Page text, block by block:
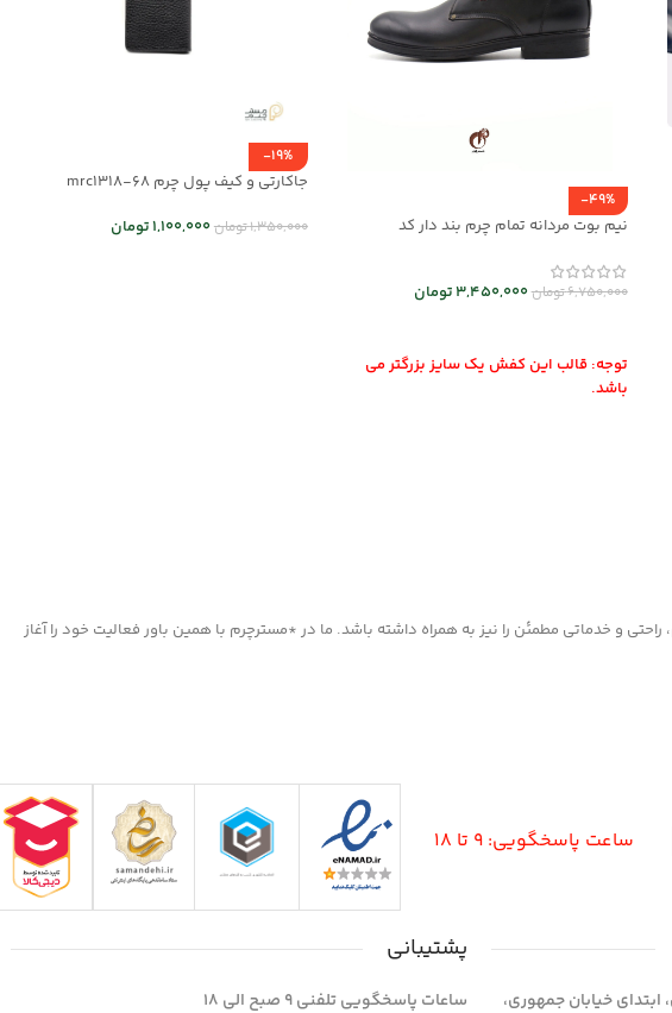
-49%
نیم بوت مردانه تمام چرم بند دار کد
6,750,000تومان3,450,000تومان
توجه: قالب این کفش یک سایز بزرگتر می
باشد.
-19%
جاکارتی و کیف پول چرم mrc1318-68
1,350,000تومان1,100,000تومان
و خدماتی مطمئن را نیز به همراه داشته باشد. ما در *مسترچرم با همین باور فعالیت خود را آغاز
ساعت پاسخگویی: 9 تا 18
ابتدای خیابان جمهوری،
پشتیبانی
ساعات پاسخگویی تلفنی 9 صبح الی 18